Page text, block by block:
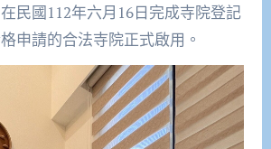
民國112年六月16日完成寺院登記
申請的合法寺院正式啟用。